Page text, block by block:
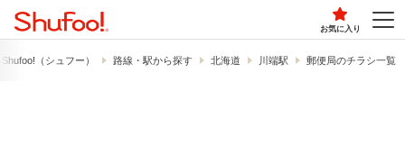
お気に入り
（シュフー） 路線・駅から探す 北海道 川端駅 郵便局のチラシ一覧